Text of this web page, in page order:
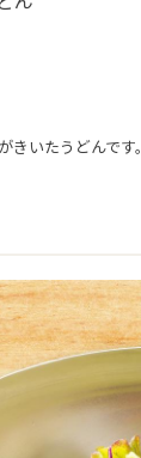
いたうどんです。